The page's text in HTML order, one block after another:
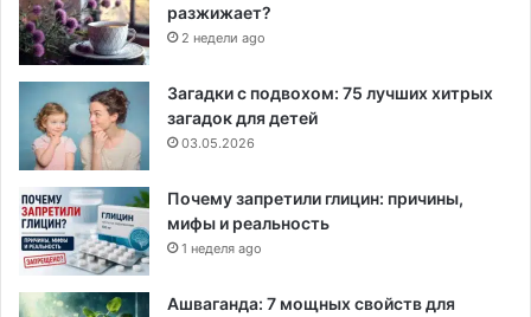
разжижает?
2 недели ago
Загадки с подвохом: 75 лучших хитрых
загадок для детей
03.05.2026
Почему запретили глицин: причины,
мифы и реальность
1 неделя ago
Ашваганда: 7 мощных свойств для